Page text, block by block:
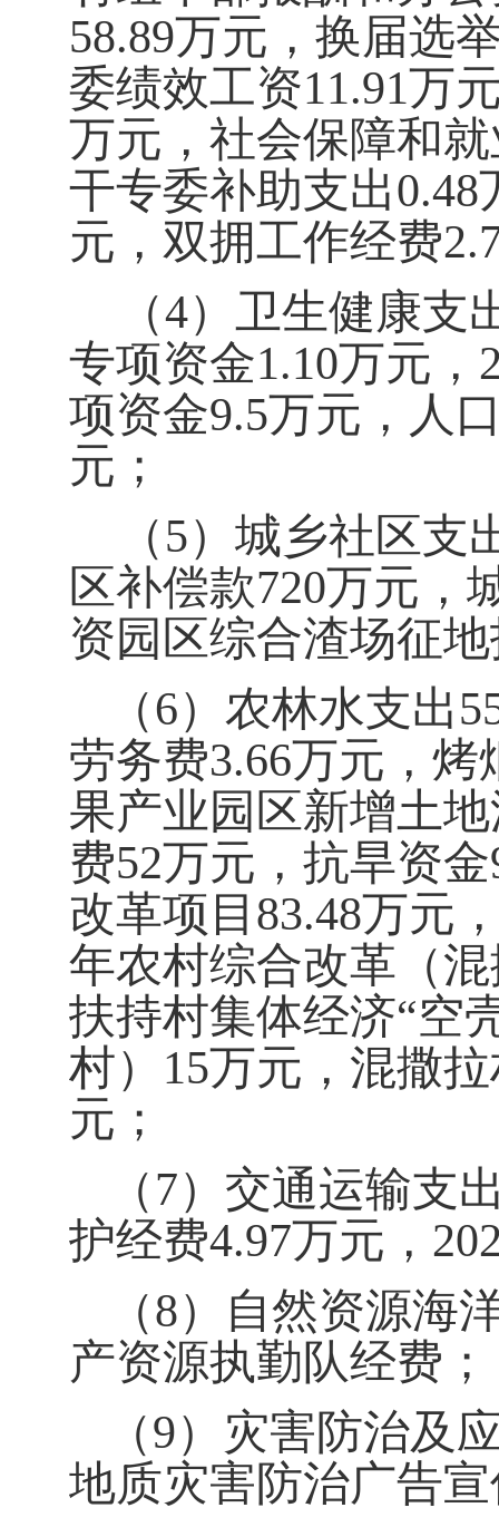
58.89万元，换届选
委绩效工资11.91万
万元，社会保障和
干专委补助支出0.48
元 ，双拥工作经费
（4）卫生健康支
专项资金1.10万元，
项资金9.5万元，人
元；
（5）城乡社区支
区补偿款720万元，
资园区综合渣场征
（6）农林水支出
劳务费3.66万元， 烤
果产业园区新增土
费52万元， 抗旱资金
改革项目 83.48万元
年农村综合改革（
扶持村集体经济“空
村） 15万元， 混撒
元；
（7）交通运输支
护经费4.97万元，
（8）
自然资源海
产资源执勤队经费；
（9） 灾害防治及
地质灾害防治广告